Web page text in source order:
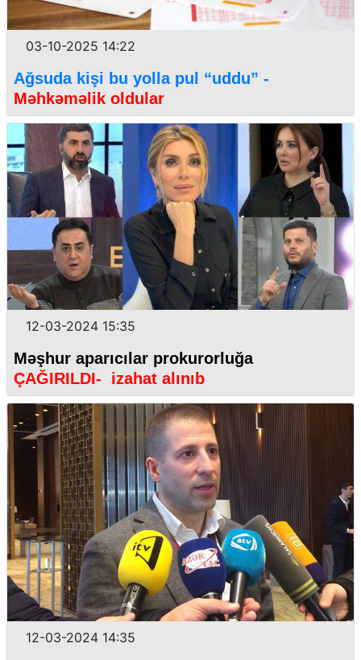
03-10-2025 14:22
Ağsuda kişi bu yolla pul “uddu” -
Məhkəməlik oldular
12-03-2024 15:35
Məşhur aparıcılar prokurorluğa
ÇAĞIRILDI- izahat alınıb
12-03-2024 14:35